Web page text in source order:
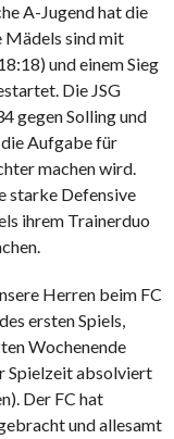
A-Jugend hat die
Mädels sind mit
und einem Sieg
Die JSG
gegen Solling und
Aufgabe für
machen wird.
starke Defensive
ihrem Trainerduo
Herren beim FC
ersten Spiels,
Wochenende
Spielzeit absolviert
Der FC hat
und allesamt